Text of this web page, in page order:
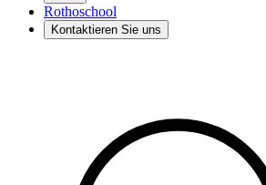
Rothoschool
Kontaktieren Sie uns